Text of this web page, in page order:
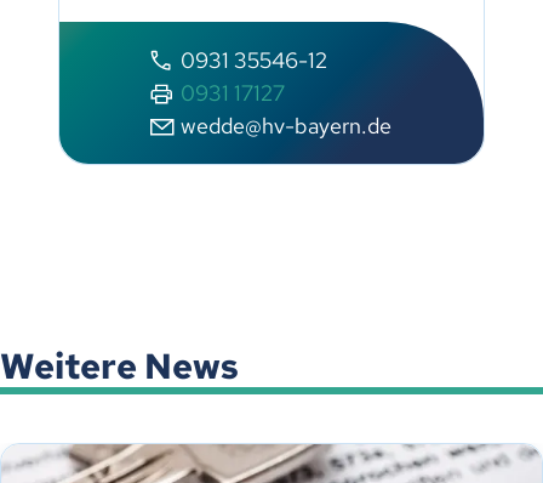
0931 35546-12
0931 17127
wedde@hv-bayern.de
Weitere News